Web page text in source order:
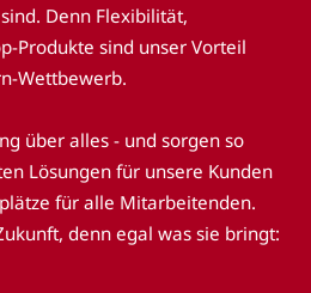
Denn Flexibilität,
Produkte sind unser Vorteil
Wettbewerb.
über alles - und sorgen so
Lösungen für unsere Kunden
für alle Mitarbeitenden.
denn egal was sie bringt: